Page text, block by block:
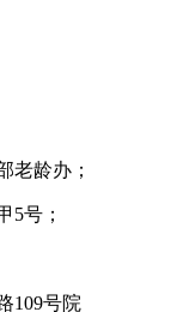
老龄办；
5号；
109号院